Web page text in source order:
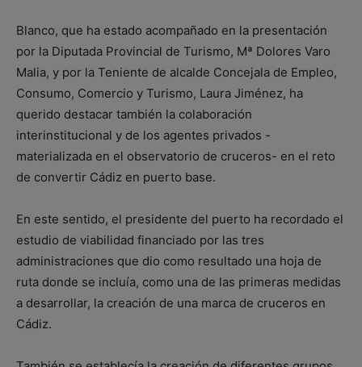
Blanco, que ha estado acompañado en la presentación
por la Diputada Provincial de Turismo, Mª Dolores Varo
Malia, y por la Teniente de alcalde Concejala de Empleo,
Consumo, Comercio y Turismo, Laura Jiménez, ha
querido destacar también la colaboración
interinstitucional y de los agentes privados -
materializada en el observatorio de cruceros- en el reto
de convertir Cádiz en puerto base.
En este sentido, el presidente del puerto ha recordado el
estudio de viabilidad financiado por las tres
administraciones que dio como resultado una hoja de
ruta donde se incluía, como una de las primeras medidas
a desarrollar, la creación de una marca de cruceros en
Cádiz.